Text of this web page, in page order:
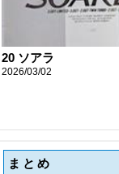
20 ソアラ
2026/03/02
まとめ